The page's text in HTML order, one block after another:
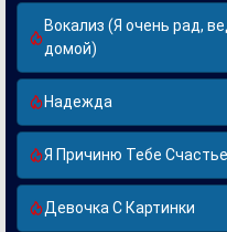
Вокализ (Я очень рад,
домой)
Надежда
Я Причиню Тебе Счастье
Девочка С Картинки